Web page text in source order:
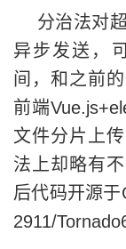
分治法对超
异步发送，
间，和之前的
前端
文件分片上传
法上却略有
后代码开源
2911/